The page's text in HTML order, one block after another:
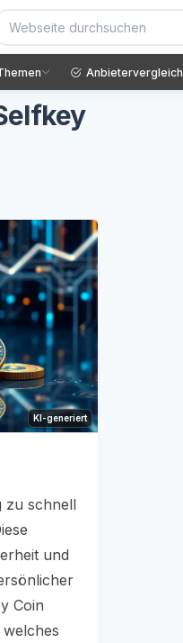
Anbietervergleich
KI-generiert
zu schnell
und
Coin